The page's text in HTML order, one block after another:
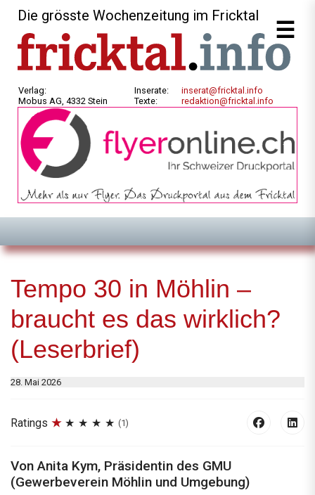
Die grösste Wochenzeitung im Fricktal
Verlag:
Mobus AG, 4332 Stein
Inserate:
Texte:
inserat@fricktal.info
redaktion@fricktal.info
Tempo 30 in Möhlin –
braucht es das wirklich?
(Leserbrief)
28. Mai 2026
Ratings (1)
Von Anita Kym, Präsidentin des GMU
(Gewerbeverein Möhlin und Umgebung)